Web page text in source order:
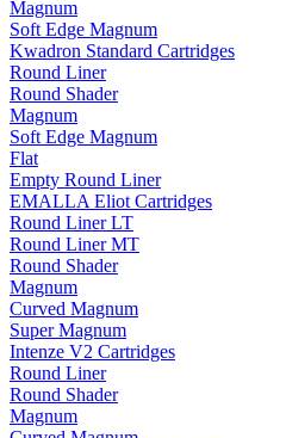
Magnum
Soft Edge Magnum
Kwadron Standard Cartridges
Round Liner
Round Shader
Magnum
Soft Edge Magnum
Flat
Empty Round Liner
EMALLA Eliot Cartridges
Round Liner LT
Round Liner MT
Round Shader
Magnum
Curved Magnum
Super Magnum
Intenze V2 Cartridges
Round Liner
Round Shader
Magnum